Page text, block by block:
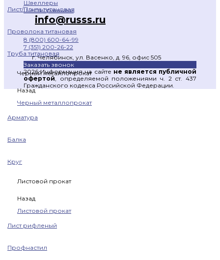
Лист/Плита титановая
Проволока титановая
Труба титановая
Черный металлопрокат
Назад
Черный металлопрокат
Арматура
Балка
Круг
Листовой прокат
Назад
Листовой прокат
Лист рифленый
Профнастил
Швеллеры
Шестигранники
info@russs.ru
8 (800) 600-64-99
7 (351) 200-26-22
г. Челябинск, ул. Васенко, д. 96, офис 505
Заказать звонок
2026 Информация на сайте не является публичной
офертой , определяемой положениями ч. 2 ст. 437
Гражданского кодекса Российской Федерации.